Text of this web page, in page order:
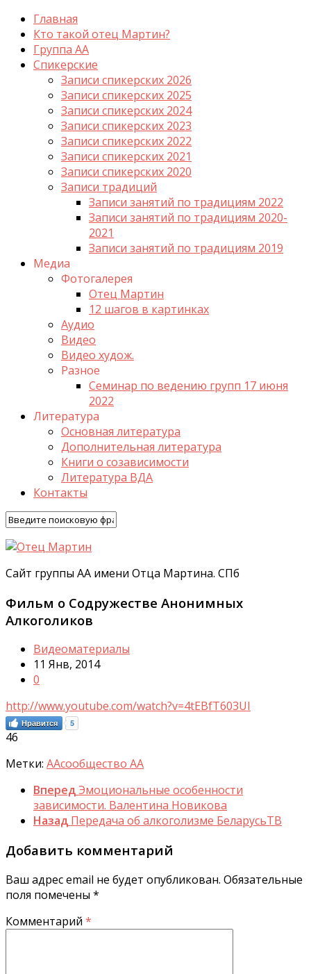
Главная
Кто такой отец Мартин?
Группа АА
Спикерские
Записи спикерских 2026
Записи спикерских 2025
Записи спикерских 2024
Записи спикерских 2023
Записи спикерских 2022
Записи спикерских 2021
Записи спикерских 2020
Записи традиций
Записи занятий по традициям 2022
Записи занятий по традициям 2020-
2021
Записи занятий по традициям 2019
Медиа
Фотогалерея
Отец Мартин
12 шагов в картинках
Аудио
Видео
Видео худож.
Разное
Семинар по ведению групп 17 июня
2022
Литература
Основная литература
Дополнительная литература
Книги о созависимости
Литература ВДА
Контакты
Сайт группы АА имени Отца Мартина. СПб
Фильм о Содружестве Анонимных
Алкоголиков
Видеоматериалы
11 Янв, 2014
0
http://www.youtube.com/watch?v=4tEBfT603UI
Нравится 5
46
Метки: AAсообщество АА
ВпередЭмоциональные особенности
зависимости. Валентина Новикова
Назад Передача об алкоголизме БеларусьТВ
Добавить комментарий
Ваш адрес email не будет опубликован. Обязательные
поля помечены *
Комментарий *